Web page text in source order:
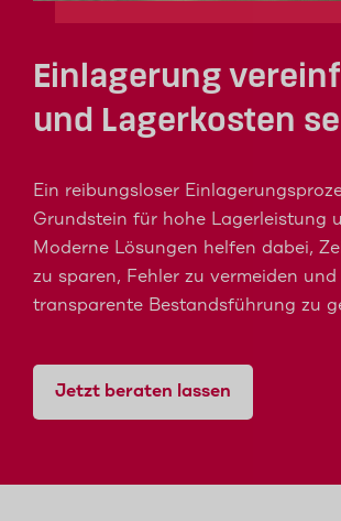
Einlagerung
und Lagerkosten
Ein reibungsloser
Grundstein für hohe Lagerleistung
Moderne Lösungen helfen dabei,
zu sparen, Fehler zu vermeiden und
transparente Bestandsführung zu
Jetzt beraten lassen